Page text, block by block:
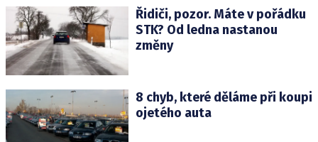
Řidiči, pozor. Máte v pořádku
STK? Od ledna nastanou
změny
8 chyb, které děláme při koupi
ojetého auta